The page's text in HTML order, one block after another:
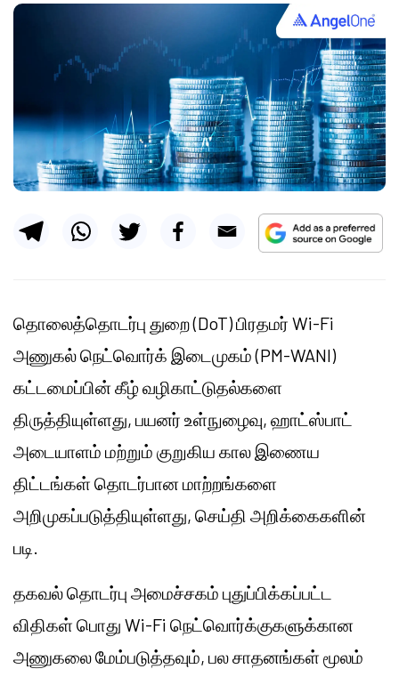
தொலைத்தொடர்பு துறை (DoT) பிரதமர் Wi-Fi
அணுகல் நெட்வொர்க் இடைமுகம் (PM-WANI)
கட்டமைப்பின் கீழ் வழிகாட்டுதல்களை
திருத்தியுள்ளது, பயனர் உள்நுழைவு, ஹாட்ஸ்பாட்
அடையாளம் மற்றும் குறுகிய கால இணைய
திட்டங்கள் தொடர்பான மாற்றங்களை
அறிமுகப்படுத்தியுள்ளது, செய்தி அறிக்கைகளின்
படி.
தகவல் தொடர்பு அமைச்சகம் புதுப்பிக்கப்பட்ட
விதிகள் பொது Wi-Fi நெட்வொர்க்குகளுக்கான
அணுகலை மேம்படுத்தவும், பல சாதனங்கள் மூலம்